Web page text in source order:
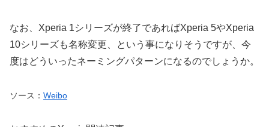
なお、Xperia 1シリーズが終了であればXperia 5やXperia
10シリーズも名称変更、という事になりそうですが、今
度はどういったネーミングパターンになるのでしょうか。
ソース： Weibo